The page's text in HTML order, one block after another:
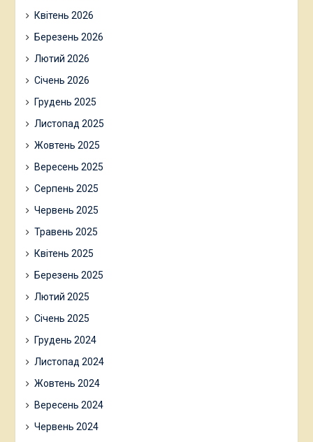
Квітень 2026
Березень 2026
Лютий 2026
Січень 2026
Грудень 2025
Листопад 2025
Жовтень 2025
Вересень 2025
Серпень 2025
Червень 2025
Травень 2025
Квітень 2025
Березень 2025
Лютий 2025
Січень 2025
Грудень 2024
Листопад 2024
Жовтень 2024
Вересень 2024
Червень 2024